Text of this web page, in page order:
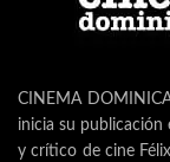
CINEMA
inicia su
y crítico de cine